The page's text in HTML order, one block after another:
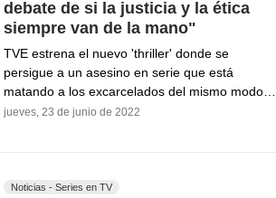
debate de si la justicia y la ética
siempre van de la mano"
TVE estrena el nuevo 'thriller' donde se
persigue a un asesino en serie que está
matando a los excarcelados del mismo modo…
jueves, 23 de junio de 2022
Noticias - Series en TV